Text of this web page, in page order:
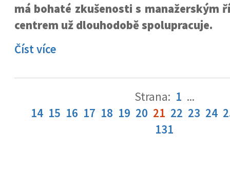
má bohaté zkušenosti s manažerským
centrem už dlouhodobě spolupracuje.
Číst více
Strana: 1 ...
14 15 16 17 18 19 20 21 22 23 24
131